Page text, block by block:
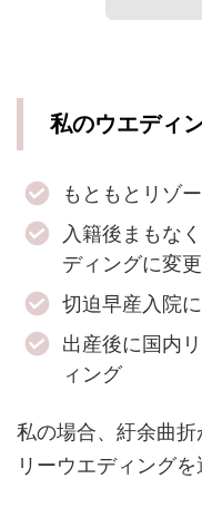
私のウエディ
もともとリゾ
入籍後まもな
ディングに変更
切迫早産入院
出産後に国内
ィング
私の場合、紆余曲折
リーウエディングを